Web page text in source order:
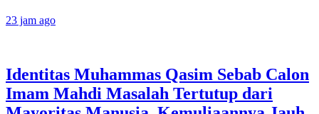
23 jam ago
Identitas Muhammas Qasim Sebab Calon
Imam Mahdi Masalah Tertutup dari